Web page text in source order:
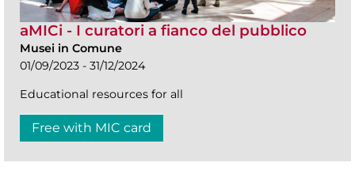
aMICi - I curatori a fianco del pubblico
Musei in Comune
01/09/2023 - 31/12/2024
Educational resources for all
Free with MIC card